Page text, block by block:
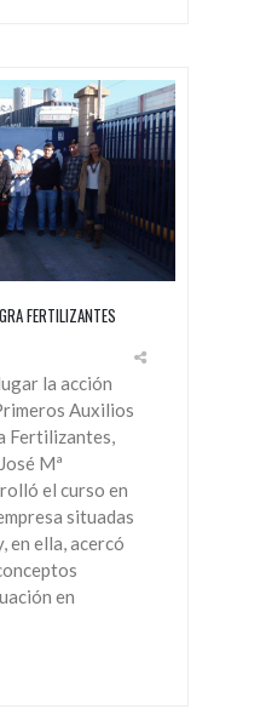
FERTILIZANTES
la acción
Auxilios
Fertilizantes,
Mª
el curso en
situadas
en ella, acercó
en